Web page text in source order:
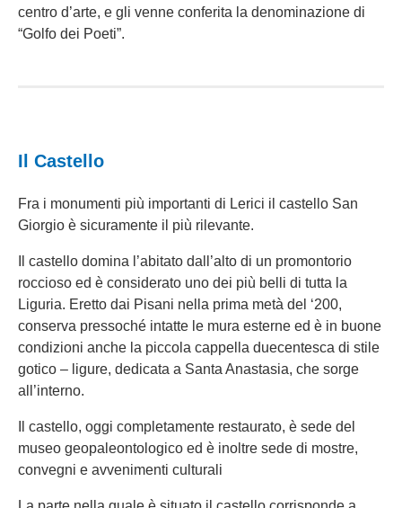
centro d’arte, e gli venne conferita la denominazione di
“Golfo dei Poeti”.
Il Castello
Fra i monumenti più importanti di Lerici il castello San
Giorgio è sicuramente il più rilevante.
Il castello domina l’abitato dall’alto di un promontorio
roccioso ed è considerato uno dei più belli di tutta la
Liguria. Eretto dai Pisani nella prima metà del ‘200,
conserva pressoché intatte le mura esterne ed è in buone
condizioni anche la piccola cappella duecentesca di stile
gotico – ligure, dedicata a Santa Anastasia, che sorge
all’interno.
Il castello, oggi completamente restaurato, è sede del
museo geopaleontologico ed è inoltre sede di mostre,
convegni e avvenimenti culturali